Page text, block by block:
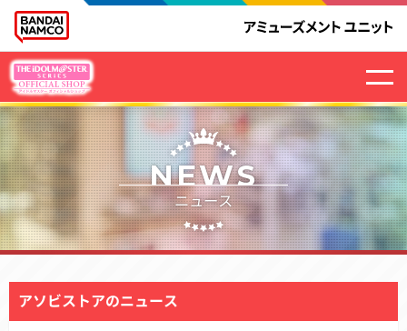
NEWS
ニュース
アソビストアのニュース